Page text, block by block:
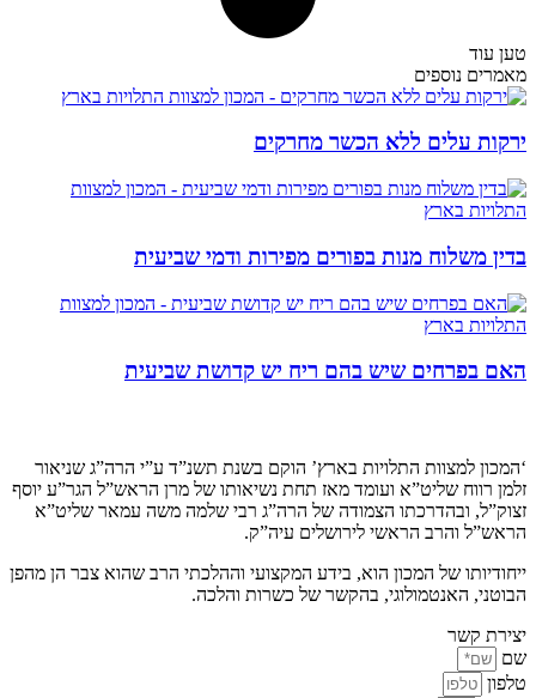
טען עוד
מאמרים נוספים
ירקות עלים ללא הכשר מחרקים
בדין משלוח מנות בפורים מפירות ודמי שביעית
האם בפרחים שיש בהם ריח יש קדושת שביעית
‘המכון למצוות התלויות בארץ’ הוקם בשנת תשנ”ד ע”י הרה”ג שניאור
זלמן רווח שליט”א ועומד מאז תחת נשיאותו של מרן הראש”ל הגר”ע יוסף
זצוק”ל, ובהדרכתו הצמודה של הרה”ג רבי שלמה משה עמאר שליט”א
הראש”ל והרב הראשי לירושלים עיה”ק.
ייחודיותו של המכון הוא, בידע המקצועי וההלכתי הרב שהוא צבר הן מהפן
הבוטני, האנטמולוגי, בהקשר של כשרות והלכה.
יצירת קשר
שם
טלפון